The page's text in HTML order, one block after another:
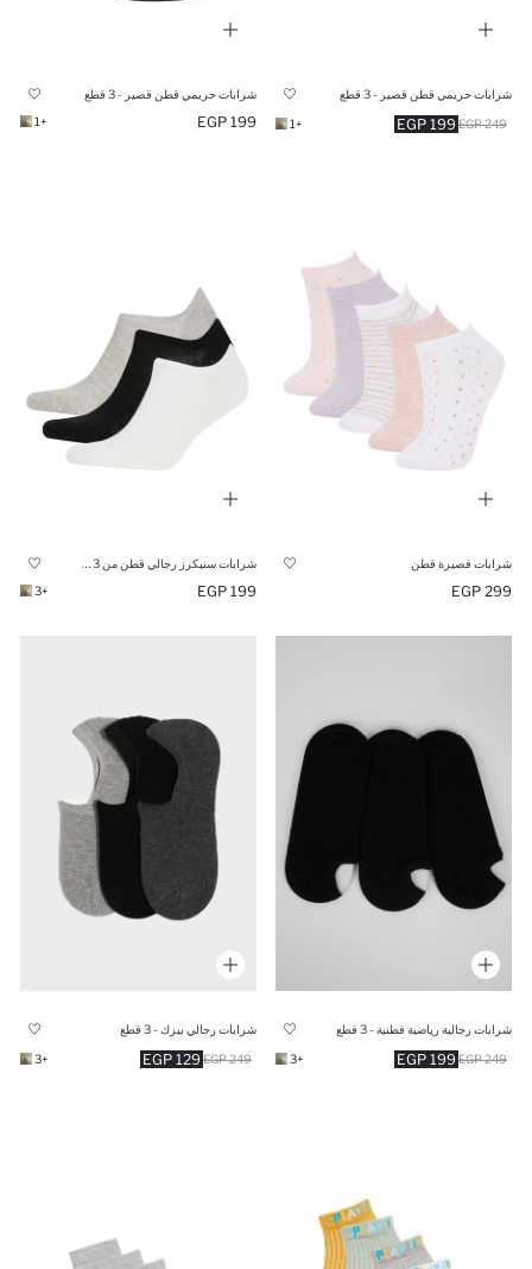
شرابات حريمي قطن قصير - 3 قطع
199 EGP 249 EGP
+1
شرابات حريمي قطن قصير - 3 قطع
199 EGP
+1
شرابات قصيرة قطن
299 EGP
199 EGP
+3
شرابات رجالية رياضية قطنية - 3 قطع
199 EGP 249 EGP
+3
شرابات رجالي بيزك - 3 قطع
129 EGP 249 EGP
+3